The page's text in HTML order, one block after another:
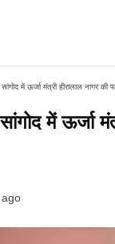
में ऊर्जा मंत्री हीरालाल नागर
में ऊर्जा